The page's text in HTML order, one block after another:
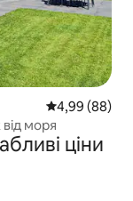
Середня
4,99 (88)
моря
ціни